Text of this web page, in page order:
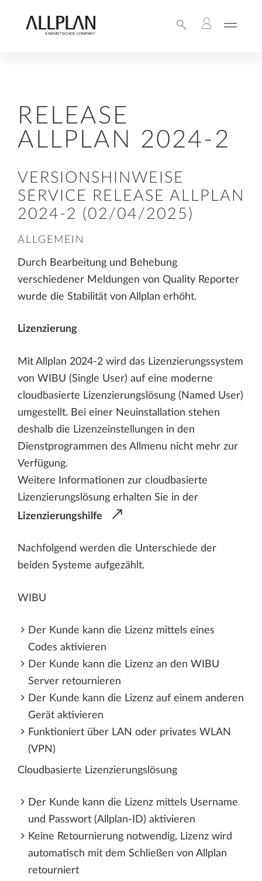
RELEASE
ALLPLAN 2024-2
VERSIONSHINWEISE
SERVICE RELEASE ALLPLAN
2024-2 (02/04/2025)
ALLGEMEIN
Durch Bearbeitung und Behebung
verschiedener Meldungen von Quality Reporter
wurde die Stabilität von Allplan erhöht.
Lizenzierung
Mit Allplan 2024-2 wird das Lizenzierungssystem
von WIBU (Single User) auf eine moderne
cloudbasierte Lizenzierungslösung (Named User)
umgestellt. Bei einer Neuinstallation stehen
deshalb die Lizenzeinstellungen in den
Dienstprogrammen des Allmenu nicht mehr zur
Verfügung.
Weitere Informationen zur cloudbasierte
Lizenzierungslösung erhalten Sie in der
Lizenzierungshilfe
Nachfolgend werden die Unterschiede der
beiden Systeme aufgezählt.
WIBU
Der Kunde kann die Lizenz mittels eines
Codes aktivieren
Der Kunde kann die Lizenz an den WIBU
Server retournieren
Der Kunde kann die Lizenz auf einem anderen
Gerät aktivieren
Funktioniert über LAN oder privates WLAN
(VPN)
Cloudbasierte Lizenzierungslösung
Der Kunde kann die Lizenz mittels Username
und Passwort (Allplan-ID) aktivieren
Keine Retournierung notwendig, Lizenz wird
automatisch mit dem Schließen von Allplan
retourniert